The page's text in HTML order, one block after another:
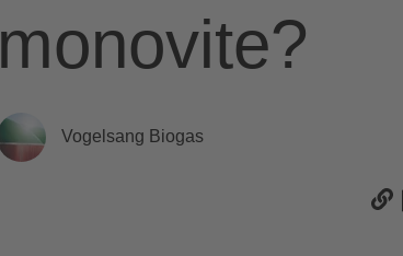
monovite?
Vogelsang Biogas